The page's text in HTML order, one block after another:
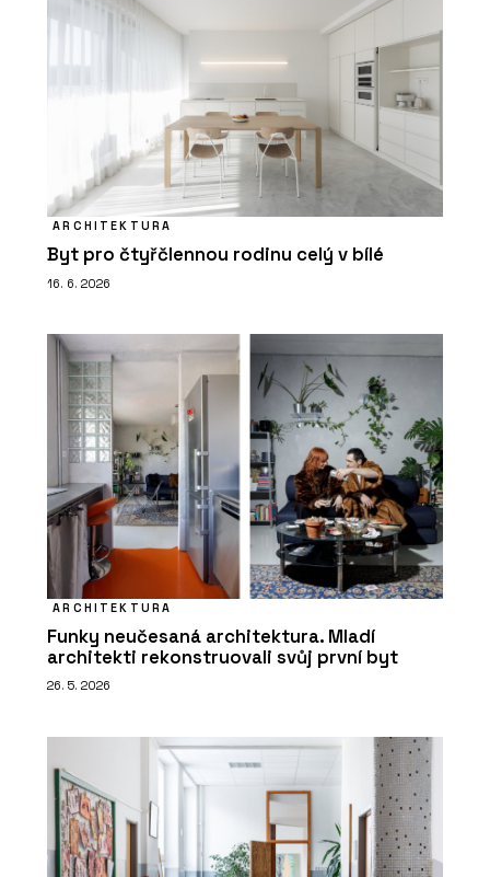
ARCHITEKTURA
Byt pro čtyřčlennou rodinu celý v bílé
16. 6. 2026
ARCHITEKTURA
Funky neučesaná architektura. Mladí
architekti rekonstruovali svůj první byt
26. 5. 2026